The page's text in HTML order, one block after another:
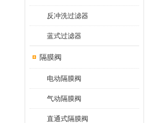
反冲洗过滤器
蓝式过滤器
隔膜阀
电动隔膜阀
气动隔膜阀
直通式隔膜阀